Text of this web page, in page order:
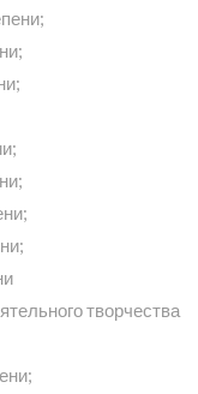
творчества